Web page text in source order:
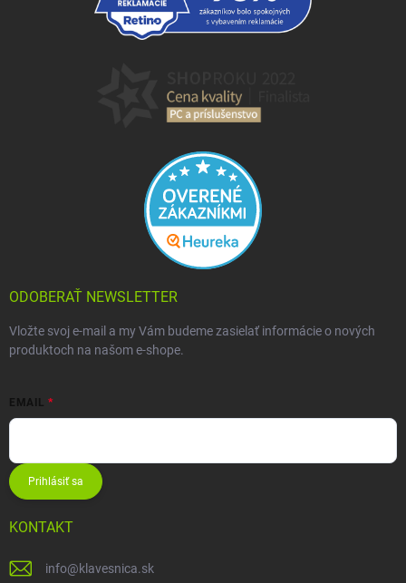
ODOBERAŤ NEWSLETTER
Vložte svoj e-mail a my Vám budeme zasielať informácie o nových
produktoch na našom e-shope.
EMAIL
Prihlásiť sa
KONTAKT
info@klavesnica.sk